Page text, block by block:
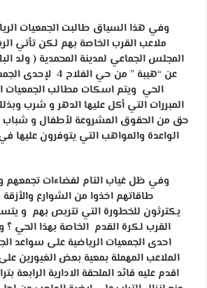
وفي هذا السياق طالبت الجمعيات
ملاعب القرب الخاصة بهم لكن تأتي
المجلس الجماعي لمدينة المحمدية ( ولد
عن “هيبة ” من حي
الحي ويتم اسكات مطالب الجمعيات
المبررات التي أكل عليها الدهر و شرب
حق من الحقوق المشروعة لأطفال و
الواعدة والمواهب التي يتوفرون عليها
وفي ظل غياب التام لفضاءات تجمعهم
طاقاتهم اخذوا من الشوارع
يكترثون للخطورة التي تتربص بهم و
القرب لكرة القدم الخاصة بهذا
احدى الجمعيات الرياضية على سواعد
الملاعب المهملة بمعية بعض الغيورين
اقدم عليه قائد الملحقة الادارية الرابعة